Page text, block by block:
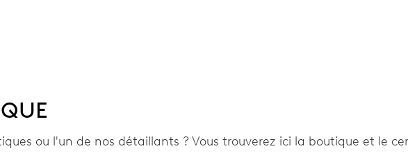
ou l'un de nos détaillants ? Vous trouverez ici la boutique et le